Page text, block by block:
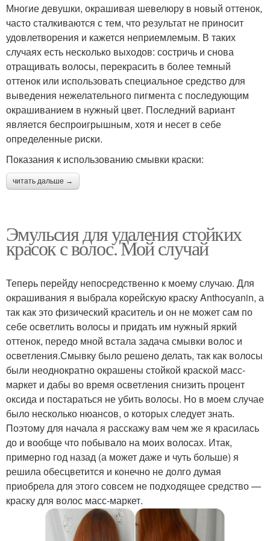
Многие девушки, окрашивая шевелюру в новый оттенок,
часто сталкиваются с тем, что результат не приносит
удовлетворения и кажется неприемлемым. В таких
случаях есть несколько выходов: состричь и снова
отращивать волосы, перекрасить в более темный
оттенок или использовать специальное средство для
выведения нежелательного пигмента с последующим
окрашиванием в нужный цвет. Последний вариант
является беспроигрышным, хотя и несет в себе
определенные риски.
Показания к использованию смывки краски:
читать дальше →
Эмульсия для удаления стойких
красок с волос. Мой случай
Теперь перейду непосредственно к моему случаю. Для
окрашивания я выбрала корейскую краску Anthocyanin, а
так как это физический краситель и он не может сам по
себе осветлить волосы и придать им нужный яркий
оттенок, передо мной встала задача смывки волос и
осветления.Смывку было решено делать, так как волосы
были неоднократно окрашены стойкой краской масс-
маркет и дабы во время осветления снизить процент
оксида и постараться не убить волосы. Но в моем случае
было несколько нюансов, о которых следует знать.
Поэтому для начала я расскажу вам чем же я красилась
до и вообще что побывало на моих волосах. Итак,
примерно год назад (а может даже и чуть больше) я
решила обесцветится и конечно не долго думая
приобрела для этого совсем не подходящее средство —
краску для волос масс-маркет.